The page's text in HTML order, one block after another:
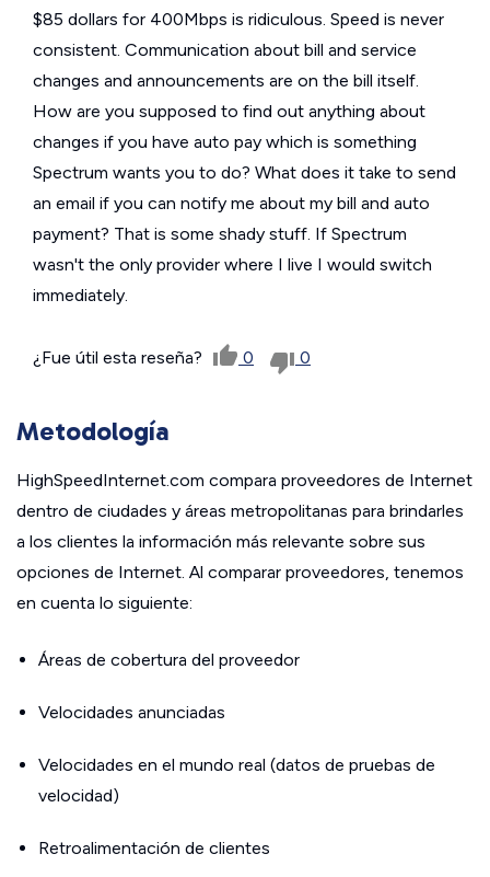
$85 dollars for 400Mbps is ridiculous. Speed is never
consistent. Communication about bill and service
changes and announcements are on the bill itself.
How are you supposed to find out anything about
changes if you have auto pay which is something
Spectrum wants you to do? What does it take to send
an email if you can notify me about my bill and auto
payment? That is some shady stuff. If Spectrum
wasn't the only provider where I live I would switch
immediately.
¿Fue útil esta reseña? 0 0
Metodología
HighSpeedInternet.com compara proveedores de Internet
dentro de ciudades y áreas metropolitanas para brindarles
a los clientes la información más relevante sobre sus
opciones de Internet. Al comparar proveedores, tenemos
en cuenta lo siguiente:
Áreas de cobertura del proveedor
Velocidades anunciadas
Velocidades en el mundo real (datos de pruebas de
velocidad)
Retroalimentación de clientes